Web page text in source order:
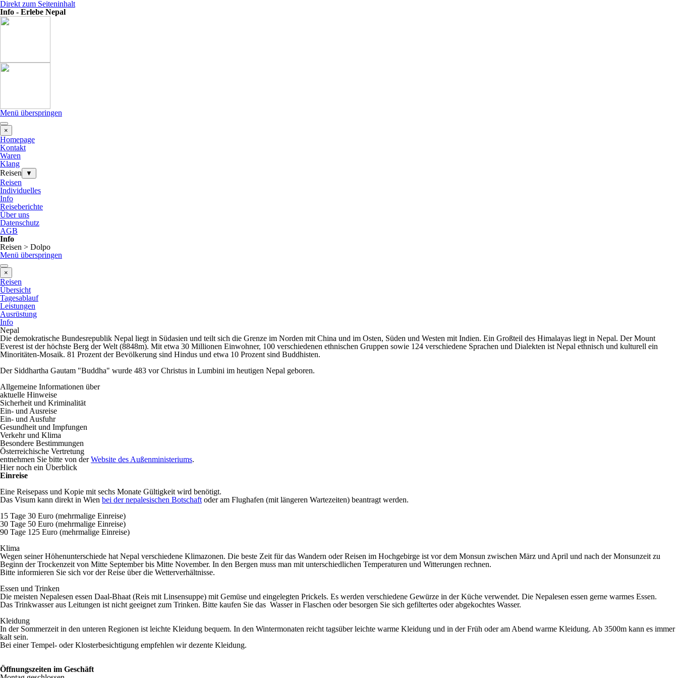
Direkt zum Seiteninhalt
Info - Erlebe Nepal
Menü überspringen
×
Homepage
Kontakt
Waren
Klang
Reisen
▼
Reisen
Individuelles
Info
Reiseberichte
Über uns
Datenschutz
AGB
Info
Reisen > Dolpo
Menü überspringen
×
Reisen
Übersicht
Tagesablauf
Leistungen
Ausrüstung
Info
Nepal
Die demokratische Bundesrepublik Nepal liegt in Südasien und teilt sich die Grenze im Norden mit China und im Osten, Süden und Westen mit Indien. Ein Großteil des Himalayas liegt in Nepal. Der Mount
Everest ist der höchste Berg der Welt (8848m). Mit etwa 30 Millionen Einwohner, 100 verschiedenen ethnischen Gruppen sowie 124 verschiedene Sprachen und Dialekten ist Nepal ethnisch und kulturell ein
Minoritäten-Mosaik. 81 Prozent der Bevölkerung sind Hindus und etwa 10 Prozent sind Buddhisten.
Der Siddhartha Gautam "Buddha" wurde 483 vor Christus in Lumbini im heutigen Nepal geboren.
Allgemeine Informationen über
aktuelle Hinweise
Sicherheit und Kriminalität
Ein- und Ausreise
Ein- und Ausfuhr
Gesundheit und Impfungen
Verkehr und Klima
Besondere Bestimmungen
Österreichische Vertretung
entnehmen Sie bitte von derWebsite des Außenministeriums.
Hier noch ein Überblick
Einreise
Eine Reisepass und Kopie mit sechs Monate Gültigkeit wird benötigt.
Das Visum kann direkt in Wien bei der nepalesischen Botschaft oder am Flughafen (mit längeren Wartezeiten) beantragt werden.
15 Tage 30 Euro (mehrmalige Einreise)
30 Tage 50 Euro (mehrmalige Einreise)
90 Tage 125 Euro (mehrmalige Einreise)
Klima
Wegen seiner Höhenunterschiede hat Nepal verschiedene Klimazonen. Die beste Zeit für das Wandern oder Reisen im Hochgebirge ist vor dem Monsun zwischen März und April und nach der Monsunzeit zu
Beginn der Trockenzeit von Mitte September bis Mitte November. In den Bergen muss man mit unterschiedlichen Temperaturen und Witterungen rechnen.
Bitte informieren Sie sich vor der Reise über die Wetterverhältnisse.
Essen und Trinken
Die meisten Nepalesen essen Daal-Bhaat (Reis mit Linsensuppe) mit Gemüse und eingelegten Prickels. Es werden verschiedene Gewürze in der Küche verwendet. Die Nepalesen essen gerne warmes Essen.
Das Trinkwasser aus Leitungen ist nicht geeignet zum Trinken. Bitte kaufen Sie das Wasser in Flaschen oder besorgen Sie sich gefiltertes oder abgekochtes Wasser.
Kleidung
In der Sommerzeit in den unteren Regionen ist leichte Kleidung bequem. In den Wintermonaten reicht tagsüber leichte warme Kleidung und in der Früh oder am Abend warme Kleidung. Ab 3500m kann es immer
kalt sein.
Bei einer Tempel- oder Klosterbesichtigung empfehlen wir dezente Kleidung.
Öffnungszeiten im Geschäft